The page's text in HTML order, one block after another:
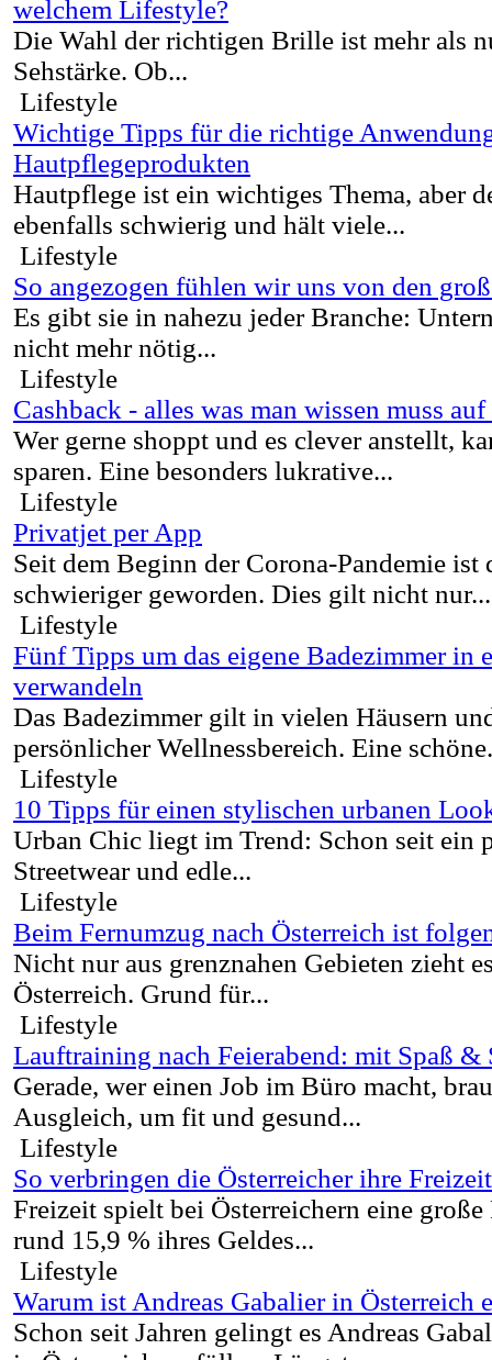
welchem Lifestyle?
Die Wahl der richtigen Brille ist mehr als
Sehstärke. Ob...
Lifestyle
Wichtige Tipps für die richtige
Hautpflegeprodukten
Hautpflege ist ein wichtiges Thema, aber
ebenfalls schwierig und hält viele...
Lifestyle
So angezogen fühlen wir uns von den
Es gibt sie in nahezu jeder Branche:
nicht mehr nötig...
Lifestyle
Cashback - alles was man wissen muss
Wer gerne shoppt und es clever anstellt,
sparen. Eine besonders lukrative...
Lifestyle
Privatjet per App
Seit dem Beginn der Corona-Pandemie ist
schwieriger geworden. Dies gilt nicht nur...
Lifestyle
Fünf Tipps um das eigene Badezimmer in
verwandeln
Das Badezimmer gilt in vielen Häusern
persönlicher Wellnessbereich. Eine
Lifestyle
10 Tipps für einen stylischen urbanen
Urban Chic liegt im Trend: Schon seit ein
Streetwear und edle...
Lifestyle
Beim Fernumzug nach Österreich ist
Nicht nur aus grenznahen Gebieten zieht
Österreich. Grund für...
Lifestyle
Lauftraining nach Feierabend: mit Spaß &
Gerade, wer einen Job im Büro macht,
Ausgleich, um fit und gesund...
Lifestyle
So verbringen die Österreicher ihre Freizeit
Freizeit spielt bei Österreichern eine
rund 15,9 % ihres Geldes...
Lifestyle
Warum ist Andreas Gabalier in Österreich
Schon seit Jahren gelingt es Andreas